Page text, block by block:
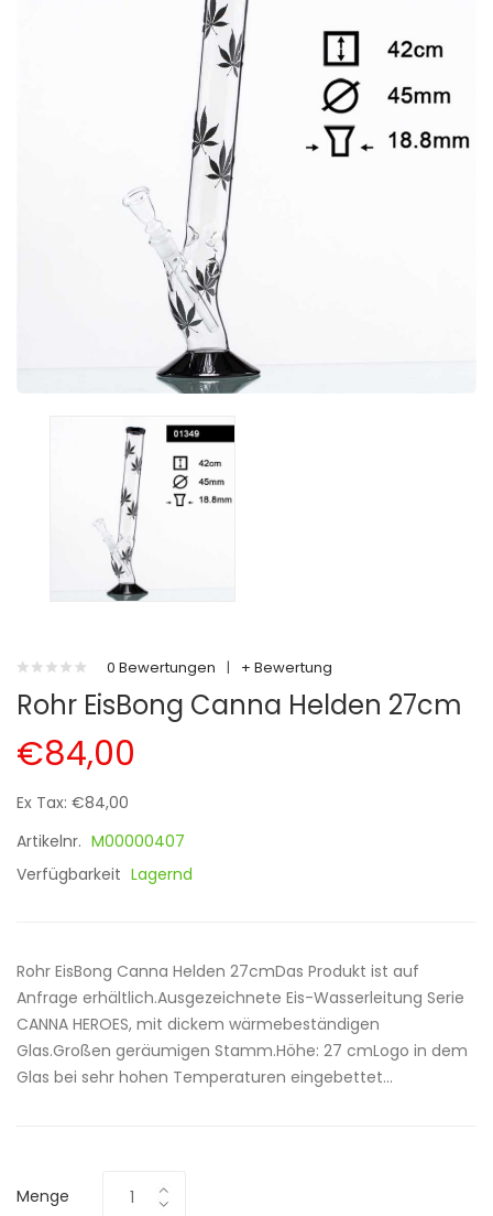
0 Bewertungen | + Bewertung
Rohr EisBong Canna Helden 27cm
€84,00
Ex Tax: €84,00
Artikelnr. M00000407
Verfügbarkeit Lagernd
Rohr EisBong Canna Helden 27cmDas Produkt ist auf
Anfrage erhältlich.Ausgezeichnete Eis-Wasserleitung Serie
CANNA HEROES, mit dickem wärmebeständigen
Glas.Großen geräumigen Stamm.Höhe: 27 cmLogo in dem
Glas bei sehr hohen Temperaturen eingebettet...
Menge